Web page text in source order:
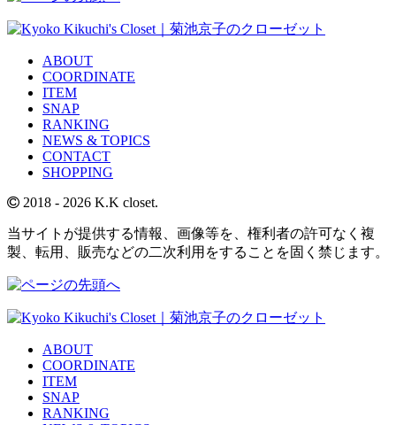
ABOUT
COORDINATE
ITEM
SNAP
RANKING
NEWS & TOPICS
CONTACT
SHOPPING
2018 - 2026 K.K closet.
当サイトが提供する情報、画像等を、権利者の許可なく複
製、転用、販売などの二次利用をすることを固く禁じます。
ABOUT
COORDINATE
ITEM
SNAP
RANKING